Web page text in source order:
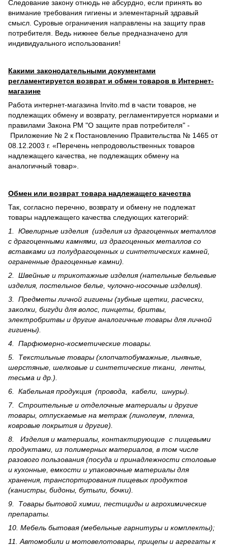
Следование закону отнюдь не абсурдно, если принять во
внимание требования гигиены и элементарный здравый
смысл. Суровые ограничения направлены на защиту прав
потребителя. Ведь нижнее белье предназначено для
индивидуального использования!
Какими законодательными документами
регламентируется возврат и обмен товаров в Интернет-
магазине
Работа интернет-магазина Invito.md в части товаров, не
подлежащих обмену и возврату, регламентируется нормами и
правилами Закона РМ "О защите прав потребителя" -
Приложение № 2 к Постановлению Правительства № 1465 от
08.12.2003 г. «Перечень непродовольственных товаров
надлежащего качества, не подлежащих обмену на
аналогичный товар».
Обмен или возврат товара надлежащего качества
Так, согласно перечню, возврату и обмену не подлежат
товары надлежащего качества следующих категорий:
1. Ювелирные изделия (изделия из драгоценных металлов
с драгоценными камнями, из драгоценных металлов со
вставками из полудрагоценных и синте­тических камней,
ограненные драгоценные камни).
2. Швейные и трикотажные изделия (нательные бельевые
изделия, постельное белье, чулочно-носочные изделия).
3. Предметы личной гигиены (зубные щетки, расчески,
заколки, бигуди для волос, пинцеты, бритвы,
электробритвы и другие аналогичные товары для личной
гигиены).
4. Парфюмерно-косметические товары.
5. Текстильные товары (хлопчатобумажные, льняные,
шерс­тя­ные, шелковые и синтетические ткани, ленты,
тесьма и др.).
6. Кабельная продукция (провода, кабели, шнуры).
7. Строительные и отделочные материалы и другие
товары, отпускаемые на метраж (линолеум, пленка,
ковровые покрытия и другие).
8. Изделия и материалы, контактирующие с пищевыми
продуктами, из полимерных материалов, в том числе
разового пользования (посуда и принадлежности столовые
и кухонные, емкости и упаковочные материалы для
хранения, транспортирования пищевых продуктов
(канистры, бидоны, бутыли, бочки).
9. Товары бытовой химии, пестициды и агрохи­мические
препараты.
10. Мебель бытовая (мебельные гарнитуры и комплекты);
11. Автомобили и мотовелотовары, прицепы и агрегаты к